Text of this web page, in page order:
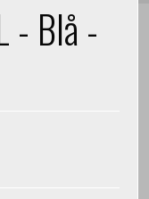
- Blå -